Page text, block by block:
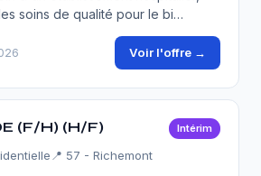
soins de qualité pour le bi…
Voir l'offre →
(F/H) (H/F) Intérim
📍 57 - Richemont